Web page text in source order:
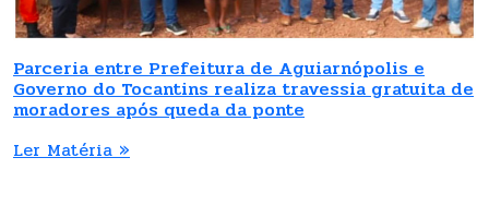
Parceria entre Prefeitura de Aguiarnópolis e
Governo do Tocantins realiza travessia gratuita de
moradores após queda da ponte
Ler Matéria »